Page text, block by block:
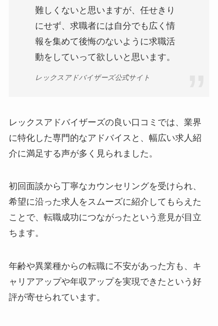
難しくないと思いますが、任せきり
にせず、求職者には自分でも広く情
報を集めて後悔のないように求職活
動をしていって欲しいと思います。
レックスアドバイザーズ公式サイト
レックスアドバイザーズの良い口コミでは、業界
に特化した専門的なアドバイスと、幅広い求人紹
介に満足する声が多く見られました。
初回面談から丁寧なカウンセリングを受けられ、
希望に沿った求人をスムーズに紹介してもらえた
ことで、転職成功につながったという意見が目立
ちます。
年齢や異業種からの転職に不安があった方も、キ
ャリアアップや年収アップを実現できたという好
評が寄せられています。